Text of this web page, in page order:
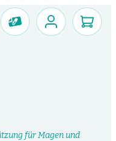
für Magen und